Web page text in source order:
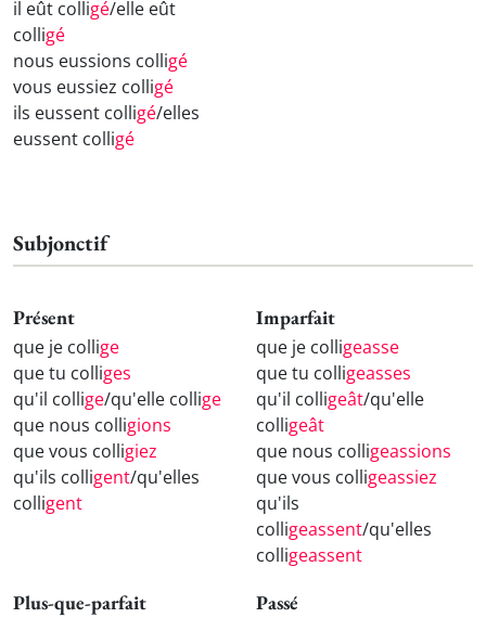
il eût colligé/elle eût
colligé
nous eussions colligé
vous eussiez colligé
ils eussent colligé/elles
eussent colligé
Subjonctif
Présent
que je collige
que tu colliges
qu'il collige/qu'elle collige
que nous colligions
que vous colligiez
qu'ils colligent/qu'elles
colligent
Imparfait
que je colligeasse
que tu colligeasses
qu'il colligeât/qu'elle
colligeât
que nous colligeassions
que vous colligeassiez
qu'ils
colligeassent/qu'elles
colligeassent
Plus-que-parfait Passé